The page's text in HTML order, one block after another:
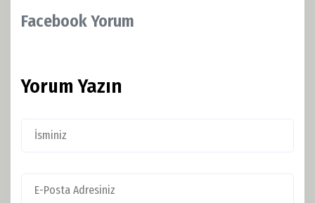
Facebook Yorum
Yorum Yazın